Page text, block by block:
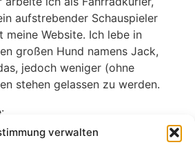
verwalten
aufstrebender Schauspieler
meine Website. Ich lebe in
großen Hund namens Jack,
jedoch weniger (ohne
stehen gelassen zu werden.
XYZ wurde 1971 gegründet